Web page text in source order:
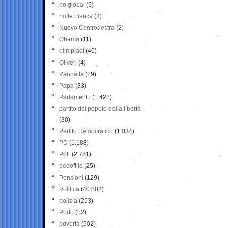
no global (5)
notte bianca (3)
Nuovo Centrodestra (2)
Obama (11)
olimpiadi (40)
Oliveri (4)
Pannella (29)
Papa (33)
Parlamento (1.428)
partito del popolo della libertà
(30)
Partito Democratico (1.034)
PD (1.188)
PdL (2.781)
pedofilia (25)
Pensioni (129)
Politica (40.803)
polizia (253)
Porto (12)
povertà (502)